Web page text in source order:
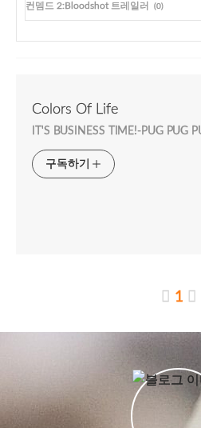
컨뎀드 2:Bloodshot 트레일러 (0)
Colors Of Life
IT'S BUSINESS TIME!-PUG PUG
구독하기
1